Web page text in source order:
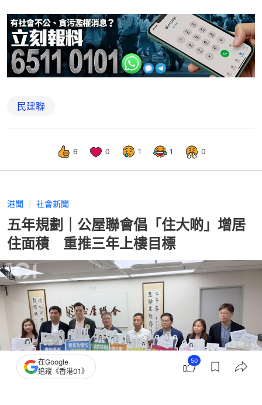
民建聯
6 0 1 1 0
港聞 社會新聞
五年規劃｜公屋聯會倡「住大啲」增居
住面積 重推三年上樓目標
在Google
追蹤《香港01》
50